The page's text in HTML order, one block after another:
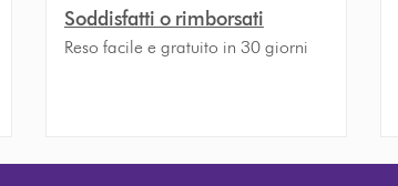
Soddisfatti o rimborsati
Reso facile e gratuito in 30 giorni